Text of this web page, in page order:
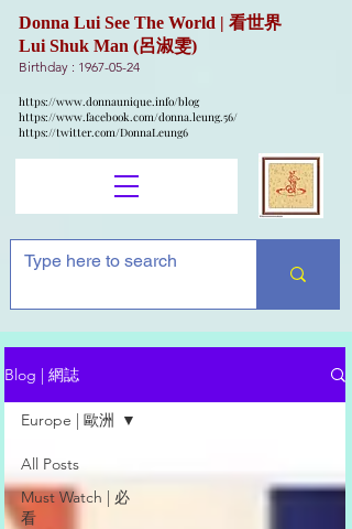
Donna Lui See The World | 看世界
Lui Shuk Man (呂淑雯)
Birthday : 1967-05-24
https://www.donnaunique.info/blog
https://www.facebook.com/donna.leung.56/
https://twitter.com/DonnaLeung6
Blog | 網誌
All Posts
Must Watch | 必
看
Europe | 歐洲